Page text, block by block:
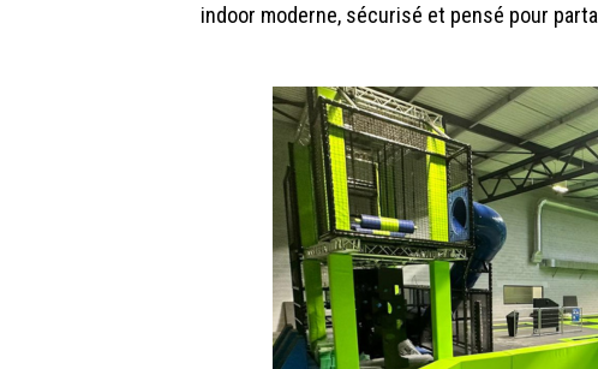
indoor moderne, sécurisé et pensé pour